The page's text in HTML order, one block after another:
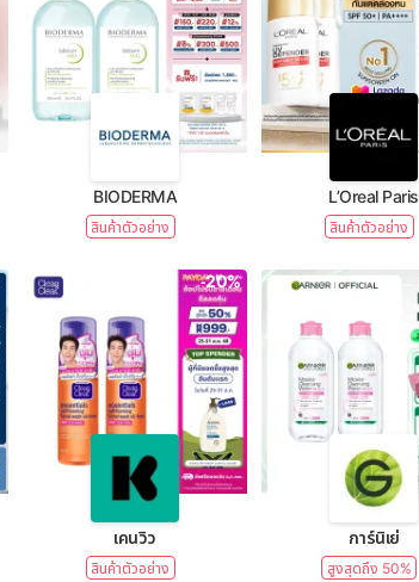
BIODERMA
สินค้าตัวอย่าง
L’Oreal Paris
สินค้าตัวอย่าง
-20%
เคนวิว
สินค้าตัวอย่าง
การ์นิเย่
สูงสุดถึง 50%